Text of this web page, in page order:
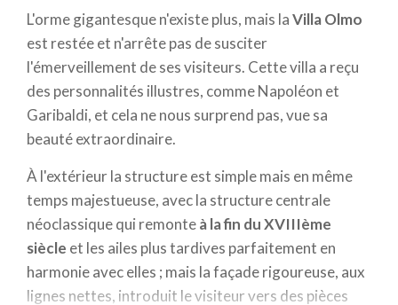
L'orme gigantesque n'existe plus, mais laVilla Olmo
est restée et n'arrête pas de susciter
l'émerveillement de ses visiteurs. Cette villa a reçu
des personnalités illustres, comme Napoléon et
Garibaldi, et cela ne nous surprend pas, vue sa
beauté extraordinaire.
À l'extérieur la structure est simple mais en même
temps majestueuse, avec la structure centrale
néoclassique qui remonteà la fin du XVIIIème
siècle et les ailes plus tardives parfaitement en
harmonie avec elles ; mais la façade rigoureuse, aux
lignes nettes, introduit le visiteur vers des pièces